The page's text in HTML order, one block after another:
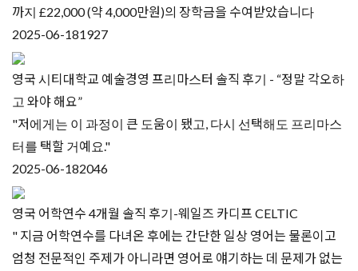
까지 £22,000 (약 4,000만원)의 장학금을 수여받았습니다
2025-06-181927
영국 시티대학교 예술경영 프리마스터 솔직 후기 - “정말 각오하
고 와야 해요”
"저에게는 이 과정이 큰 도움이 됐고, 다시 선택해도 프리마스
터를 택할 거예요."
2025-06-182046
영국 어학연수 4개월 솔직 후기-웨일즈 카디프 CELTIC
" 지금 어학연수를 다녀온 후에는 간단한 일상 영어는 물론이고
엄청 전문적인 주제가 아니라면 영어로 얘기하는 데 문제가 없는